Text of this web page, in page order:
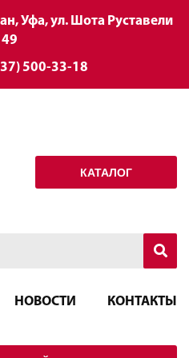
Уфа, ул. Шота Руставели
49
500-33-18
КАТАЛОГ
НОВОСТИ КОНТАКТЫ